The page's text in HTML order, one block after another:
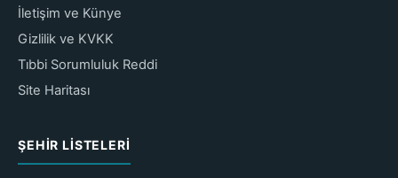
İletişim ve Künye
Gizlilik ve KVKK
Tıbbi Sorumluluk Reddi
Site Haritası
ŞEHIR LISTELERI